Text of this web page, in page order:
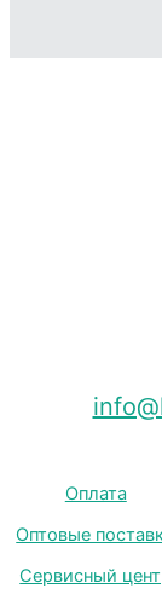
Оплата
Оптовые
Сервисный